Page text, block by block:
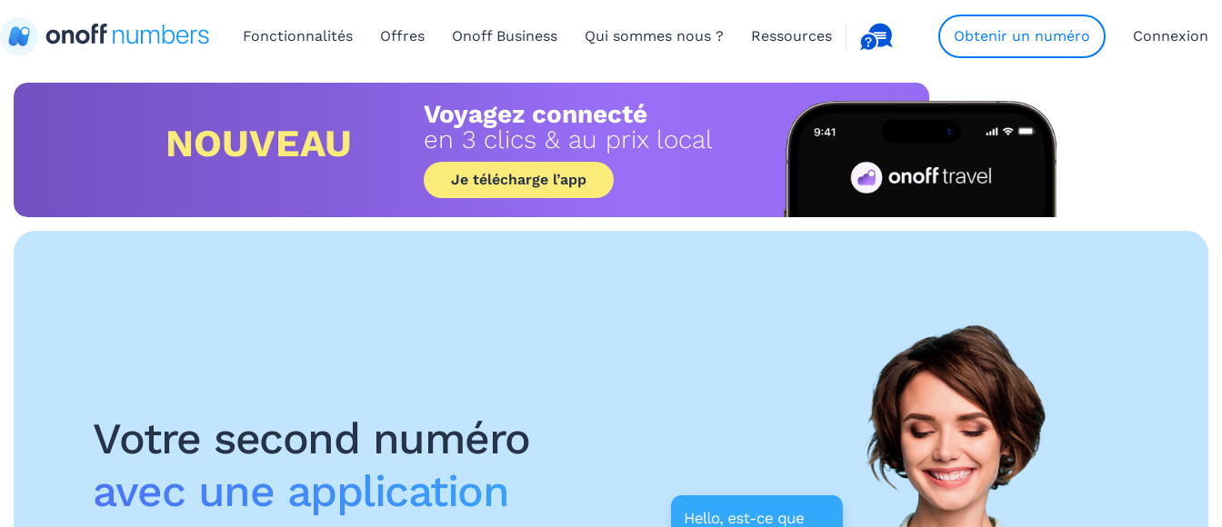
Fonctionnalités Offres Onoff Business Qui sommes nous ? Ressources Obtenir un numéro Connexion
NOUVEAU
Voyagez connecté
en 3 clics & au prix local
Je télécharge l’app
Votre second numéro
avec une application